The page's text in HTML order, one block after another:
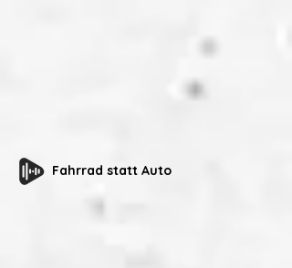
Fahrrad statt Auto